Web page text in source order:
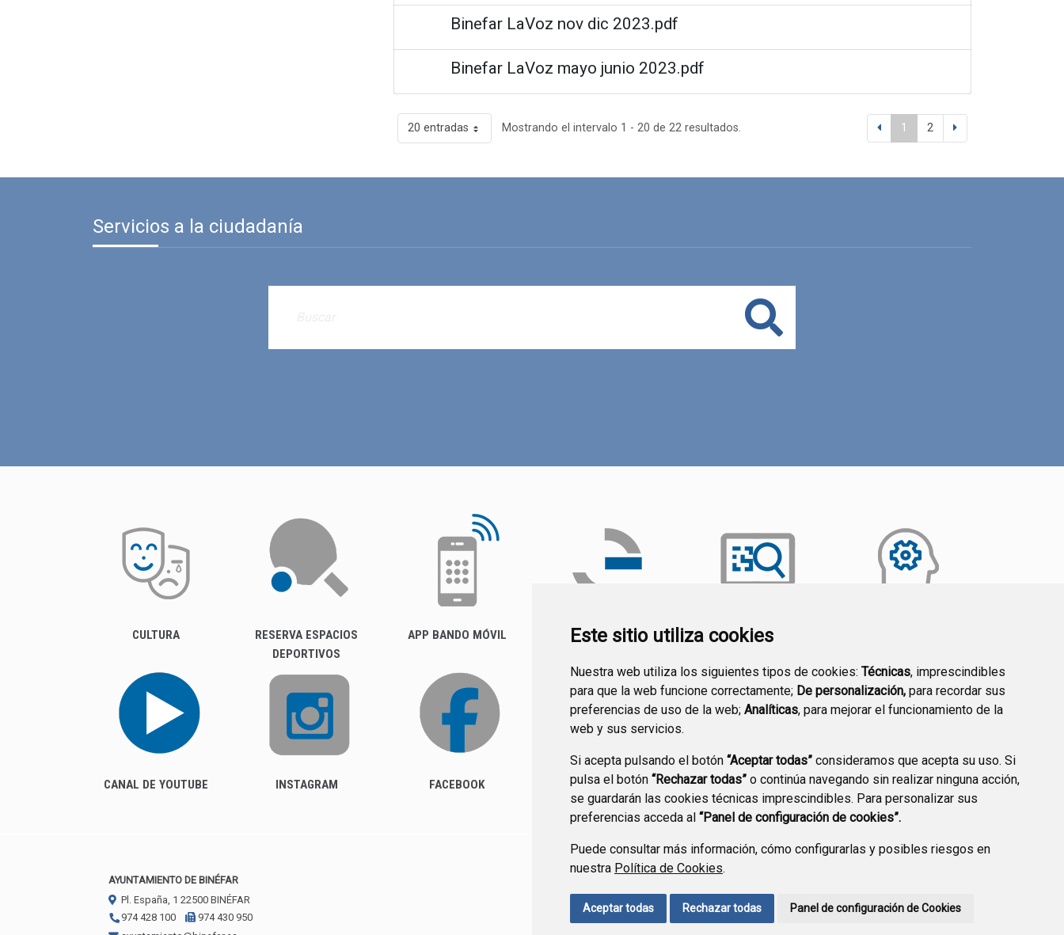
Este sitio utiliza cookies
Nuestra web utiliza los siguientes tipos de cookies: Técnicas, imprescindibles
para que la web funcione correctamente; De personalización, para recordar sus
preferencias de uso de la web; Analíticas, para mejorar el funcionamiento de la
web y sus servicios.
Si acepta pulsando el botón “Aceptar todas” consideramos que acepta su uso. Si
pulsa el botón “Rechazar todas” o continúa navegando sin realizar ninguna acción,
se guardarán las cookies técnicas imprescindibles. Para personalizar sus
preferencias acceda al “Panel de configuración de cookies”.
Puede consultar más información, cómo configurarlas y posibles riesgos en
nuestra Política de Cookies.
Aceptar todas Rechazar todas Panel de configuración de Cookies
Binefar LaVoz nov dic 2023.pdf
Binefar LaVoz mayo junio 2023.pdf
20 entradas Mostrando el intervalo 1 - 20 de 22 resultados. 1 2
Servicios a la ciudadanía
Buscar
CULTURA
RESERVA ESPACIOS
DEPORTIVOS
APP BANDO MÓVIL
FACTURA ELECTRÓNICA
TRANSPARENCIA
CANAL DE YOUTUBE INSTAGRAM FACEBOOK
AYUNTAMIENTO DE BINÉFAR
Pl. España, 1 22500 BINÉFAR
974 428 100
974 430 950